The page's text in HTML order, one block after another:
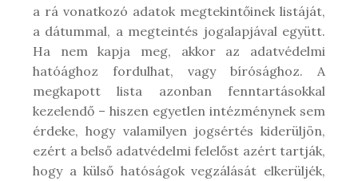
a rá vonatkozó adatok megtekintőinek listáját,
a dátummal, a megteintés jogalapjával együtt.
Ha nem kapja meg, akkor az adatvédelmi
hatóághoz fordulhat, vagy bírósághoz. A
megkapott lista azonban fenntartásokkal
kezelendő – hiszen egyetlen intézménynek sem
érdeke, hogy valamilyen jogsértés kiderüljön,
ezért a belső adatvédelmi felelőst azért tartják,
hogy a külső hatóságok vegzálását elkerüljék,